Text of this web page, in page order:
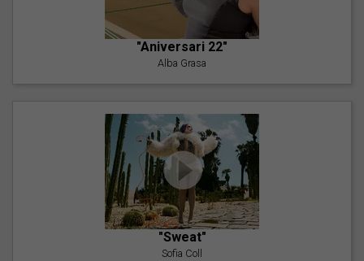
"Aniversari 22"
Alba Grasa
"Sweat"
Sofia Coll